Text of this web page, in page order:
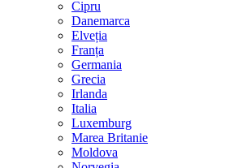
Cipru
Danemarca
Elveția
Franța
Germania
Grecia
Irlanda
Italia
Luxemburg
Marea Britanie
Moldova